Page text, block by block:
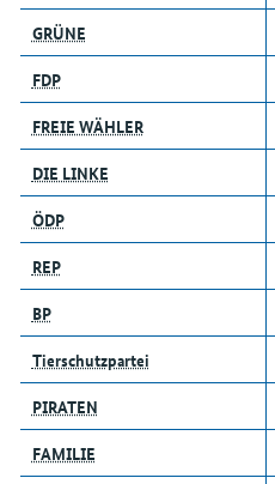
GRÜNE
FDP
FREIE WÄHLER
DIE LINKE
ÖDP
REP
BP
Tierschutzpartei
PIRATEN
FAMILIE